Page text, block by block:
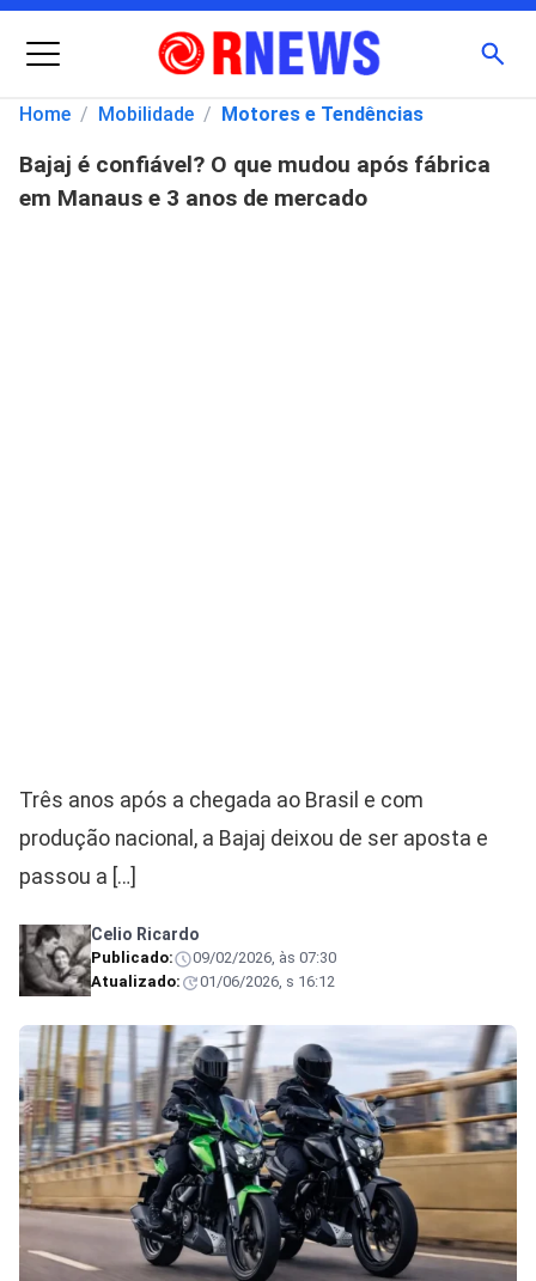
Menu
Pesquisar
por:
Home / Mobilidade / Motores e Tendências
Bajaj é confiável? O que mudou após fábrica
em Manaus e 3 anos de mercado
Três anos após a chegada ao Brasil e com
produção nacional, a Bajaj deixou de ser aposta e
passou a […]
Celio Ricardo
Publicado:
09/02/2026, às 07:30
Atualizado:
01/06/2026, s 16:12